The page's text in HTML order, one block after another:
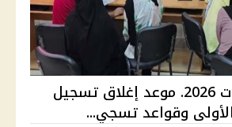
تنسيق الجامعات 2026. موعد إغلاق تسجيل
وقواعد تسجي...